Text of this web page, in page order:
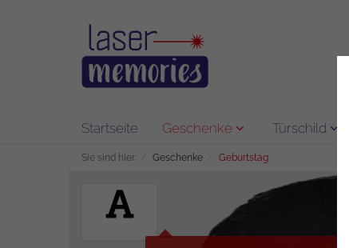
Startseite Geschenke Türschild
Sie sind hier: Geschenke Geburtstag